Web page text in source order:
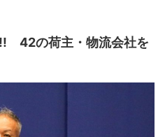
42の荷主・物流会社を